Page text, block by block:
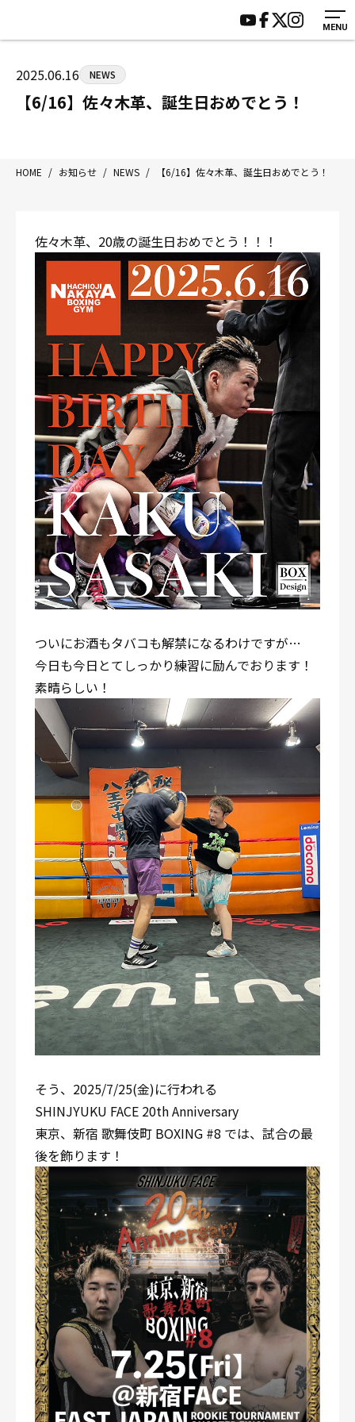
MENU
八王子中屋ボクシングジム
〒192-0072 東京都八王子市南町3-8 第2原嶋ビル1F
Tel/Fax：042-622-7222
営業時間：月〜土 14:00〜22:00 / 日・祝 14:00〜19:00
HOME
ジムについて
トレーニング
入会案内
施設紹介
会員様の声
サポーター募集
2025.06.16 NEWS
【6/16】佐々木革、誕生日おめでとう！
HOME / お知らせ / NEWS / 【6/16】佐々木革、誕生日おめでとう！
佐々木革、20歳の誕生日おめでとう！！！
ついにお酒もタバコも解禁になるわけですが…
今日も今日とてしっかり練習に励んでおります！
素晴らしい！
そう、2025/7/25(金)に行われる
SHINJYUKU FACE 20th Anniversary
東京、新宿 歌舞伎町 BOXING #8 では、試合の最
後を飾ります！